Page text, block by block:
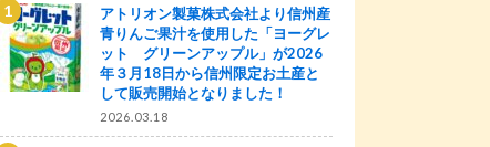
アトリオン製菓株式会社より信州産
青りんご果汁を使用した「ヨーグレ
ット グリーンアップル」が2026
年３月18日から信州限定お土産と
して販売開始となりました！
2026.03.18